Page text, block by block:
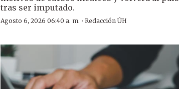
tras ser imputado.
Agosto 6, 2026 06:40 a. m. ·Redacción ÚH